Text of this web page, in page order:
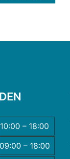
10:00 – 18:00
09:00 – 18:00